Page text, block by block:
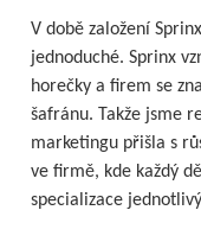
V době založení
jednoduché. Sprinx
horečky a firem se
šafránu. Takže jsme
marketingu přišla s
ve firmě, kde každý
specializace